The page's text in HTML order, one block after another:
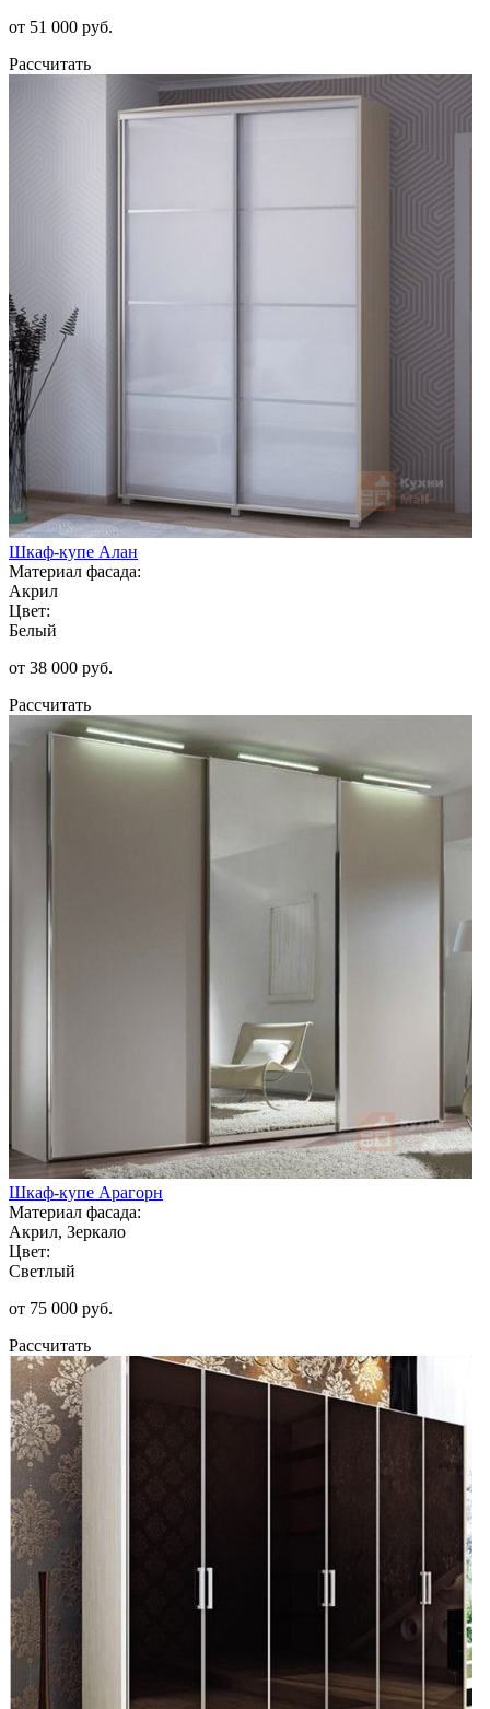
от 51 000 руб.
Рассчитать
Шкаф-купе Алан
Материал фасада:
Акрил
Цвет:
Белый
от 38 000 руб.
Рассчитать
Шкаф-купе Арагорн
Материал фасада:
Акрил, Зеркало
Цвет:
Светлый
от 75 000 руб.
Рассчитать